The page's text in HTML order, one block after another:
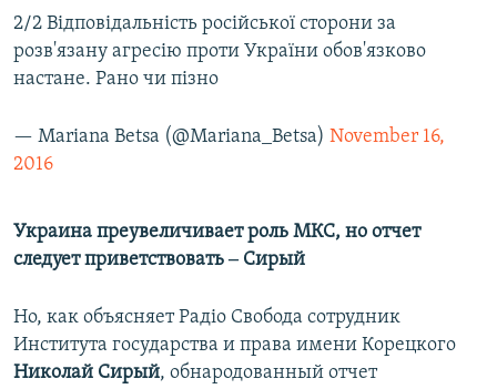
2/2 Відповідальність російської сторони за
розв'язану агресію проти України обов'язково
настане. Рано чи пізно
— Mariana Betsa (@Mariana_Betsa) November 16,
2016
Украина преувеличивает роль МКС, но отчет
следует приветствовать ‒ Сирый
Но, как объясняет Радіо Свобода сотрудник
Института государства и права имени Корецкого
Николай Сирый, обнародованный отчет